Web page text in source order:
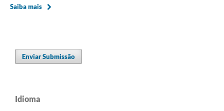
Saiba mais
Enviar Submissão
Idioma